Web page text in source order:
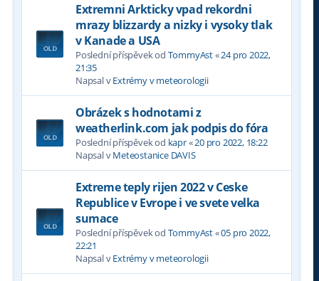
Extremni Arkticky vpad rekordni
mrazy blizzardy a nizky i vysoky tlak
v Kanade a USA
Poslední příspěvek od TommyAst«24 pro 2022,
21:35
Napsal vExtrémy v meteorologii
Obrázek s hodnotami z
weatherlink.com jak podpis do fóra
Poslední příspěvek od kapr«20 pro 2022, 18:22
Napsal vMeteostanice DAVIS
Extreme teply rijen 2022 v Ceske
Republice v Evrope i ve svete velka
sumace
Poslední příspěvek od TommyAst«05 pro 2022,
22:21
Napsal vExtrémy v meteorologii